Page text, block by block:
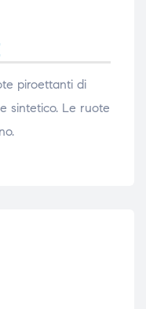
piroettanti di
sintetico. Le ruote